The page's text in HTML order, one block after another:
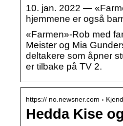
10. jan. 2022 —
hjemmene er også
«Farmen»-Rob med
Meister og Mia
deltakere som åpner
er tilbake på TV 2.
https:// no.newsner.com ›
Hedda Kise